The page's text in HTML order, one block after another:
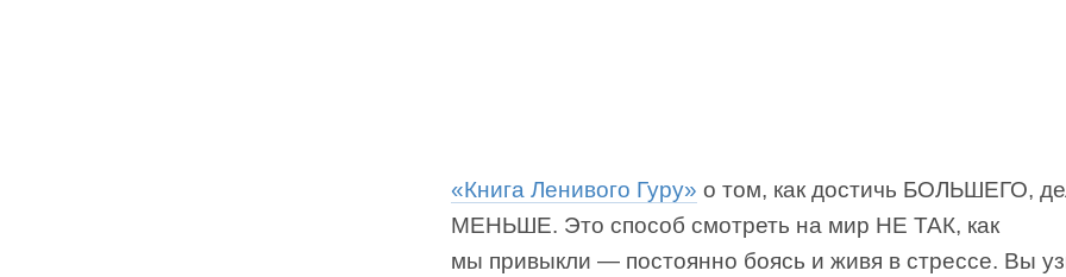
«Книга Ленивого Гуру» о том, как достичь БОЛЬШЕГО,
МЕНЬШЕ. Это способ смотреть на мир НЕ ТАК, как
мы привыкли — постоянно боясь и живя в стрессе. Вы